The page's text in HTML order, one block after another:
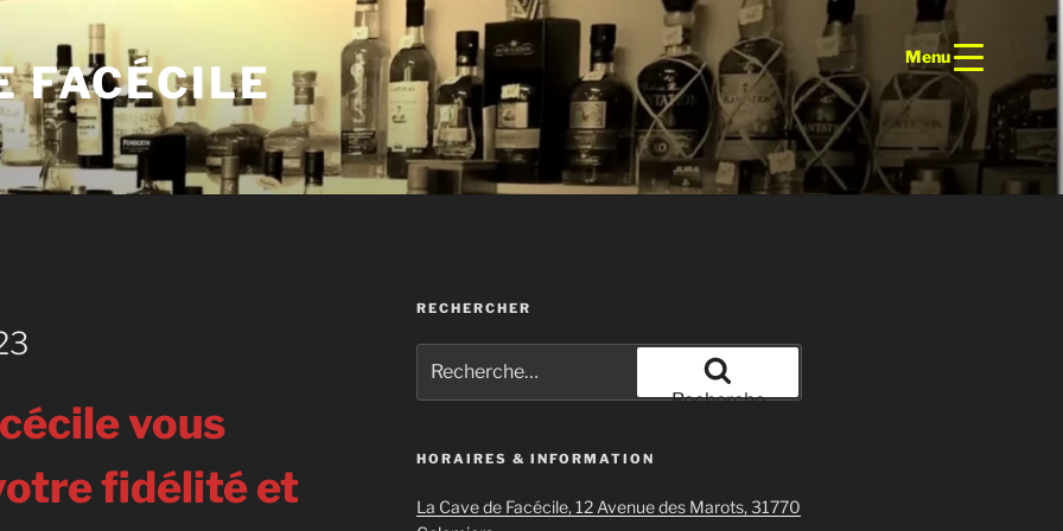
Menu
FACÉCILE
vous
fidélité et
RECHERCHER
pour
:
Recherche
HORAIRES & INFORMATION
La Cave de Facécile, 12 Avenue des Marots, 31770